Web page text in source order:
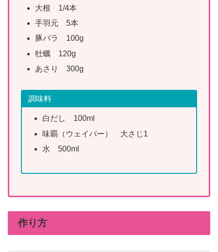
大根 1/4本
手羽元 5本
豚バラ 100g
牡蠣 120g
あさり 300g
調味料
白だし 100ml
味覇（ウェイパー） 大さじ1
水 500ml
作り方